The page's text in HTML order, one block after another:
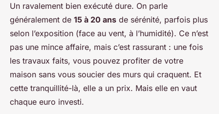
Un ravalement bien exécuté dure. On parle
généralement de 15 à 20 ans de sérénité, parfois plus
selon l’exposition (face au vent, à l’humidité). Ce n’est
pas une mince affaire, mais c’est rassurant : une fois
les travaux faits, vous pouvez profiter de votre
maison sans vous soucier des murs qui craquent. Et
cette tranquillité-là, elle a un prix. Mais elle en vaut
chaque euro investi.